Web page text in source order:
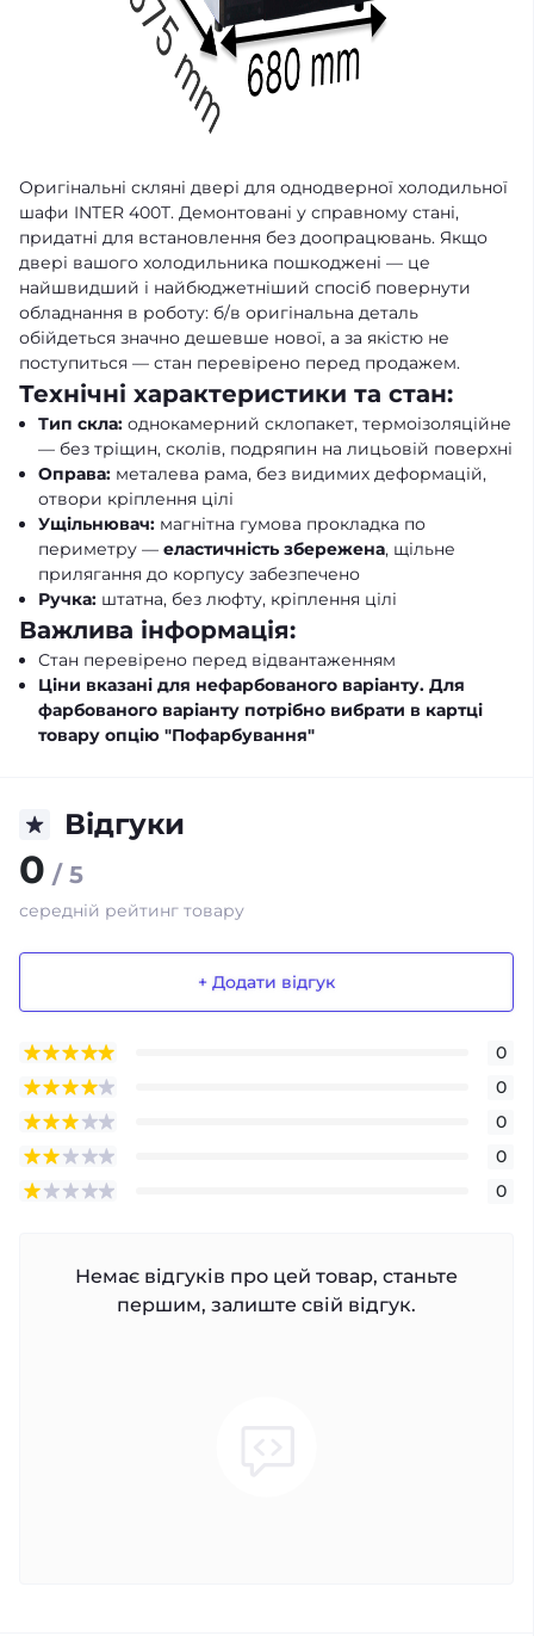
Оригінальні скляні двері для однодверної холодильної
шафи INTER 400T. Демонтовані у справному стані,
придатні для встановлення без доопрацювань. Якщо
двері вашого холодильника пошкоджені — це
найшвидший і найбюджетніший спосіб повернути
обладнання в роботу: б/в оригінальна деталь
обійдеться значно дешевше нової, а за якістю не
поступиться — стан перевірено перед продажем.
Технічні характеристики та стан:
Тип скла: однокамерний склопакет, термоізоляційне
— без тріщин, сколів, подряпин на лицьовій поверхні
Оправа: металева рама, без видимих деформацій,
отвори кріплення цілі
Ущільнювач: магнітна гумова прокладка по
периметру — еластичність збережена, щільне
прилягання до корпусу забезпечено
Ручка: штатна, без люфту, кріплення цілі
Важлива інформація:
Стан перевірено перед відвантаженням
Ціни вказані для нефарбованого варіанту. Для
фарбованого варіанту потрібно вибрати в картці
товару опцію "Пофарбування"
Відгуки
0 / 5
середній рейтинг товару
+ Додати відгук
0
0
0
0
0
Немає відгуків про цей товар, станьте
першим, залиште свій відгук.